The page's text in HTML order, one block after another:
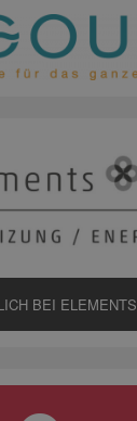
BEI ELEMENTS